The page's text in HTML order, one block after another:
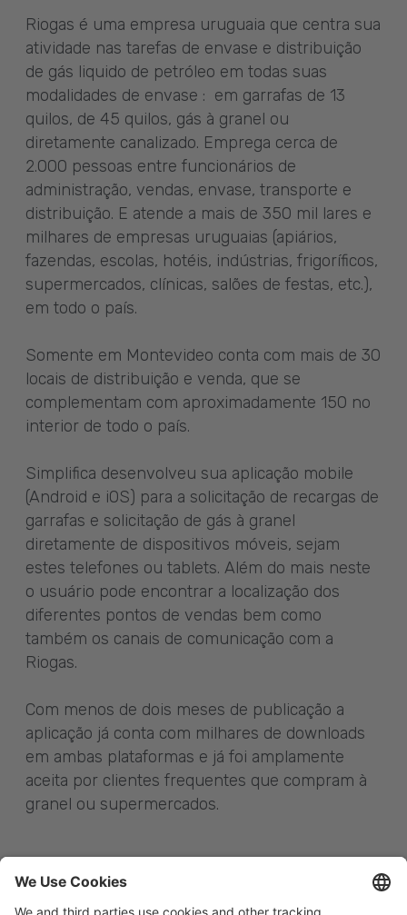
Riogas é uma empresa uruguaia que centra sua
atividade nas tarefas de envase e distribuição
de gás liquido de petróleo em todas suas
modalidades de envase : em garrafas de 13
quilos, de 45 quilos, gás à granel ou
diretamente canalizado. Emprega cerca de
2.000 pessoas entre funcionários de
administração, vendas, envase, transporte e
distribuição. E atende a mais de 350 mil lares e
milhares de empresas uruguaias (apiários,
fazendas, escolas, hotéis, indústrias, frigoríficos,
supermercados, clínicas, salões de festas, etc.),
em todo o país.
Somente em Montevideo conta com mais de 30
locais de distribuição e venda, que se
complementam com aproximadamente 150 no
interior de todo o país.
Simplifica desenvolveu sua aplicação mobile
(Android e iOS) para a solicitação de recargas de
garrafas e solicitação de gás à granel
diretamente de dispositivos móveis, sejam
estes telefones ou tablets. Além do mais neste
o usuário pode encontrar a localização dos
diferentes pontos de vendas bem como
também os canais de comunicação com a
Riogas.
Com menos de dois meses de publicação a
aplicação já conta com milhares de downloads
em ambas plataformas e já foi amplamente
aceita por clientes frequentes que compram à
granel ou supermercados.
Apple store